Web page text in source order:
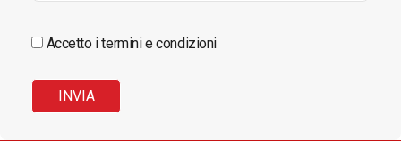
Accetto i termini e condizioni